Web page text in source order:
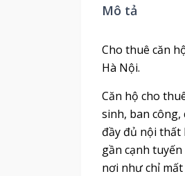
Mô tả
Cho thuê căn
Hà Nội.
Căn hộ cho
sinh, ban
đầy đủ nội thất
gần cạnh
nơi như chỉ